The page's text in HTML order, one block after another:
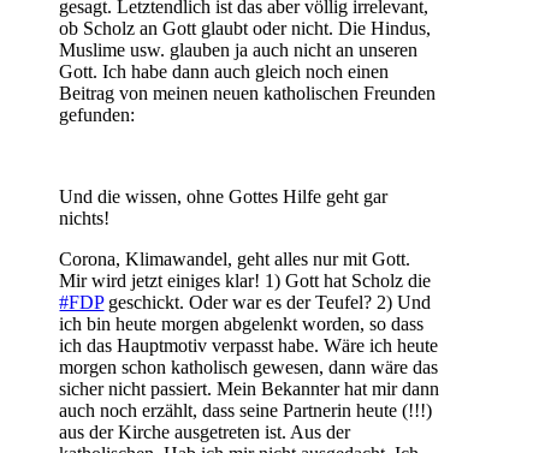
gesagt. Letztendlich ist das aber völlig irrelevant,
ob Scholz an Gott glaubt oder nicht. Die Hindus,
Muslime usw. glauben ja auch nicht an unseren
Gott. Ich habe dann auch gleich noch einen
Beitrag von meinen neuen katholischen Freunden
gefunden:
Und die wissen, ohne Gottes Hilfe geht gar
nichts!
Corona, Klimawandel, geht alles nur mit Gott.
Mir wird jetzt einiges klar! 1) Gott hat Scholz die
#FDPgeschickt. Oder war es der Teufel? 2) Und
ich bin heute morgen abgelenkt worden, so dass
ich das Hauptmotiv verpasst habe. Wäre ich heute
morgen schon katholisch gewesen, dann wäre das
sicher nicht passiert. Mein Bekannter hat mir dann
auch noch erzählt, dass seine Partnerin heute (!!!)
aus der Kirche ausgetreten ist. Aus der